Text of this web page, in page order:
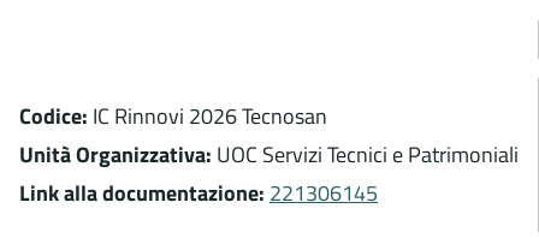
Codice: IC Rinnovi 2026 Tecnosan
Unità Organizzativa: UOC Servizi Tecnici e Patrimoniali
Link alla documentazione: 221306145